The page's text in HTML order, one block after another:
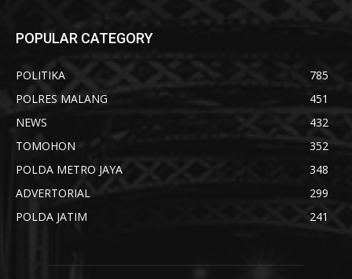
POPULAR CATEGORY
POLITIKA
785
POLRES MALANG
451
NEWS
432
TOMOHON
352
POLDA METRO JAYA
348
ADVERTORIAL
299
POLDA JATIM
241